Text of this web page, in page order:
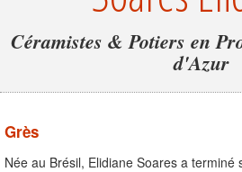
Céramistes & Potiers en
d'Azur
Grès
Née au Brésil, Elidiane Soares a